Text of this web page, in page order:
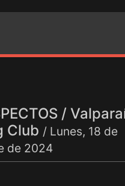
/
Club / Lunes, 18 de
de 2024